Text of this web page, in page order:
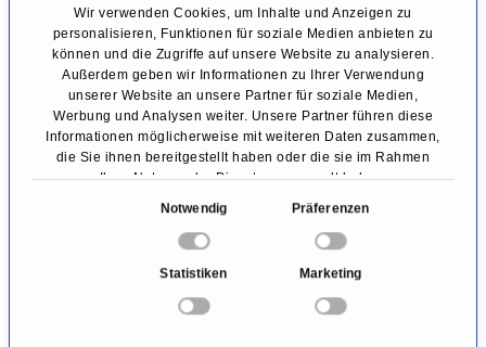
Wir verwenden Cookies, um Inhalte und Anzeigen zu
personalisieren, Funktionen für soziale Medien anbieten zu
können und die Zugriffe auf unsere Website zu analysieren.
Außerdem geben wir Informationen zu Ihrer Verwendung
unserer Website an unsere Partner für soziale Medien,
Werbung und Analysen weiter. Unsere Partner führen diese
Informationen möglicherweise mit weiteren Daten zusammen,
die Sie ihnen bereitgestellt haben oder die sie im Rahmen
Ihrer Nutzung der Dienste gesammelt haben.
Notwendig Präferenzen
Statistiken Marketing
Elektrolytstörung oder einer
Schilddrüsenerkrankung. Für den Fall, dass wir
keine behebbare Ursache für den zu
langsamen Herzschlag finden und der Patient
darunter symptomatisch ist, kann ein
Schrittmacher die Herzfrequenz korrigieren.“
Bei schnellen, tachykarden
Herzrhythmusstörungen, gibt es außerdem die
Möglichkeit der Verödungstherapie, einer sog.